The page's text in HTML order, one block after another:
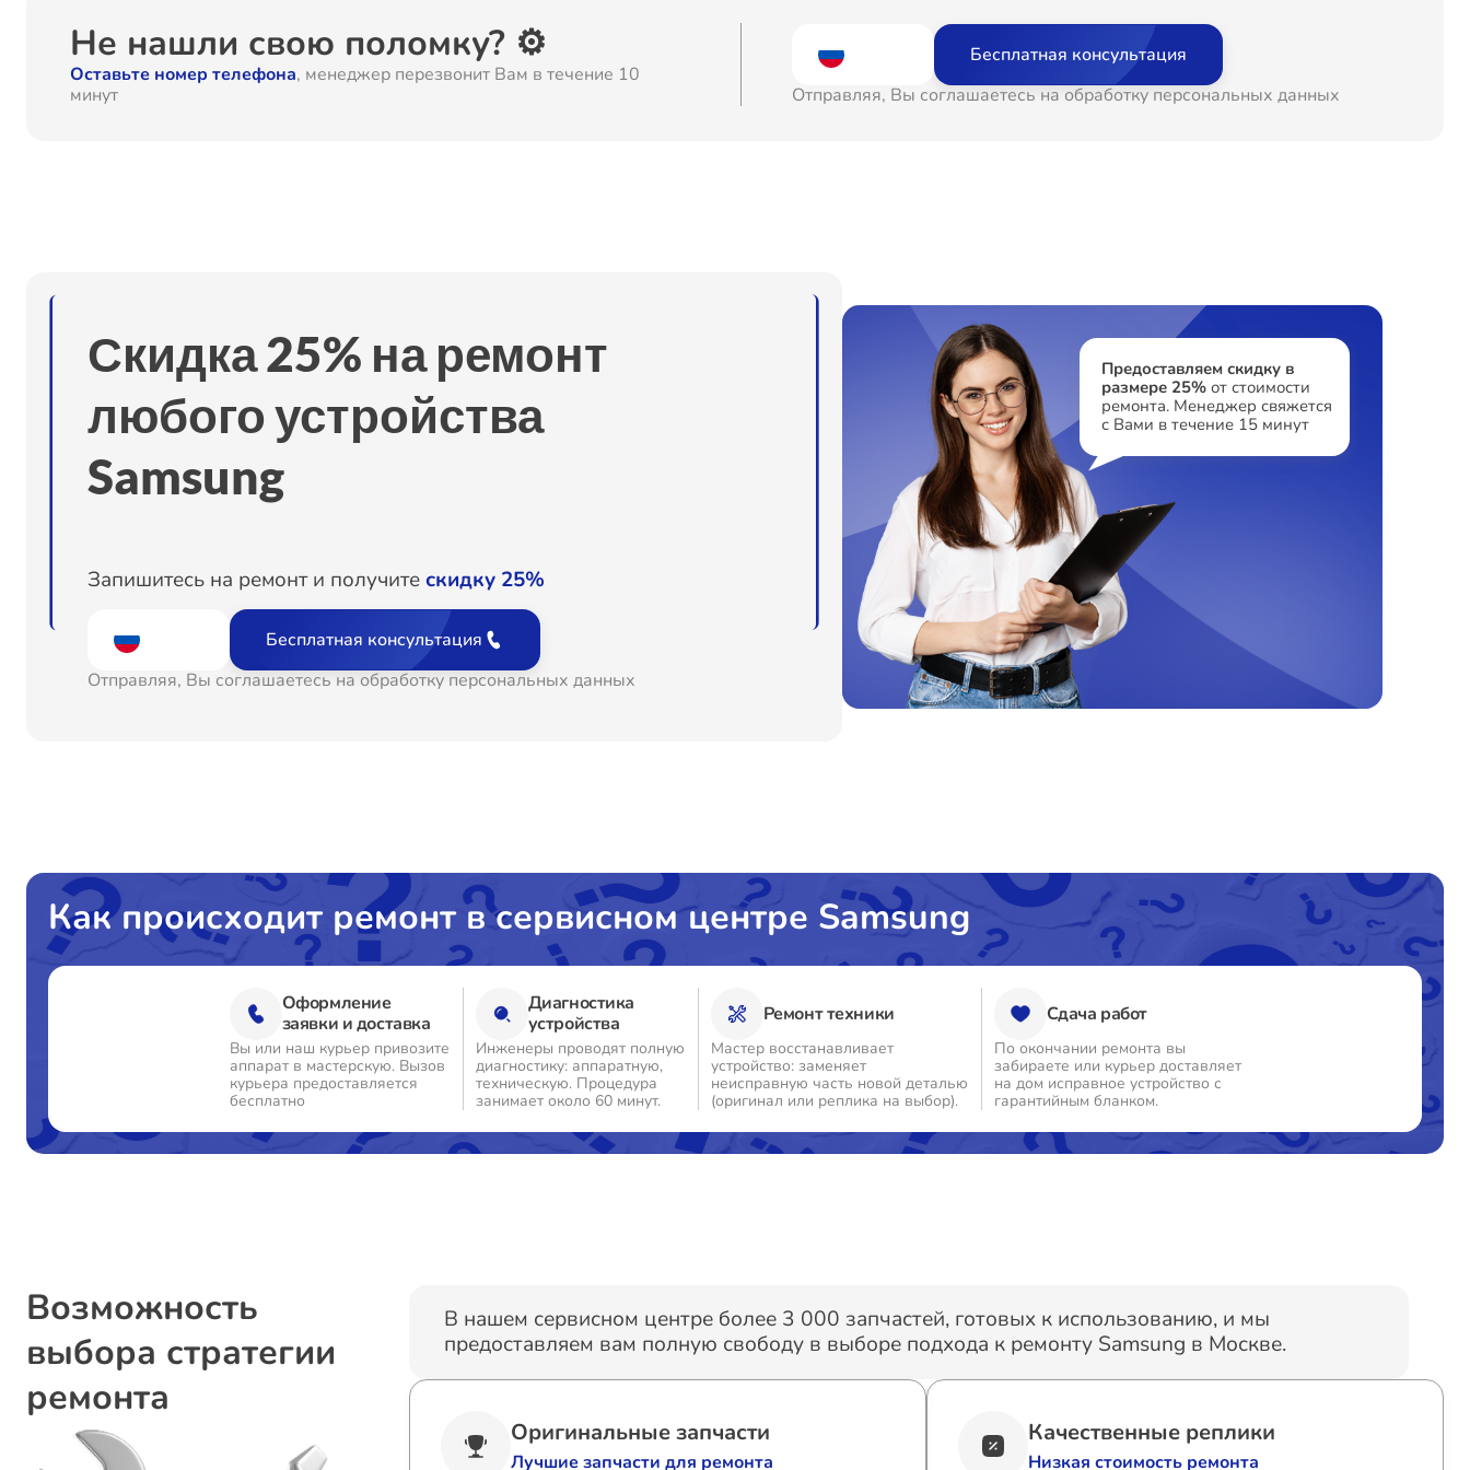
Восстановление щетки от 60 минут от 1000₽
Замена шлангов от 60 минут
Не нашли свою поломку? ⚙️
Оставьте номер телефона, менеджер перезвонит Вам в течение 10
минут
Бесплатная консультация
Отправляя, Вы соглашаетесь на обработку персональных данных
Скидка 25% на ремонт
любого устройства
Samsung
Запишитесь на ремонт и получитескидку 25%
Бесплатная консультация
Отправляя, Вы соглашаетесь на обработку персональных данных
Предоставляем скидку в
размере 25% от стоимости
ремонта. Менеджер свяжется
с Вами в течение 15 минут
Как происходит ремонт в сервисном центре Samsung
Оформление
заявки и доставка
Вы или наш курьер привозите
аппарат в мастерскую. Вызов
курьера предоставляется
бесплатно
Диагностика
устройства
Инженеры проводят полную
диагностику: аппаратную,
техническую. Процедура
занимает около 60 минут.
Ремонт техники
Мастер восстанавливает
устройство: заменяет
неисправную часть новой деталью
(оригинал или реплика на выбор).
Сдача работ
По окончании ремонта вы
забираете или курьер доставляет
на дом исправное устройство с
гарантийным бланком.
Возможность
выбора стратегии
ремонта
В нашем сервисном центре более 3 000 запчастей, готовых к использованию, и мы
предоставляем вам полную свободу в выборе подхода к ремонту Samsung в Москве.
Оригинальные запчасти
Лучшие запчасти для ремонта
Качественные реплики
Низкая стоимость ремонта